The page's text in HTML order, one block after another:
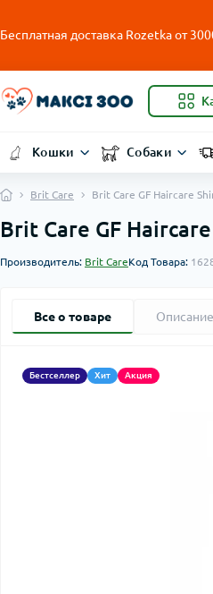
Бесплатная доставка Rozetka от
Кошки Собаки
Brit Care Brit Care GF Haircare
Brit Care GF
Производитель: Brit CareКод Товара:
Все о товаре Описание
Бестселлер Хит Акция